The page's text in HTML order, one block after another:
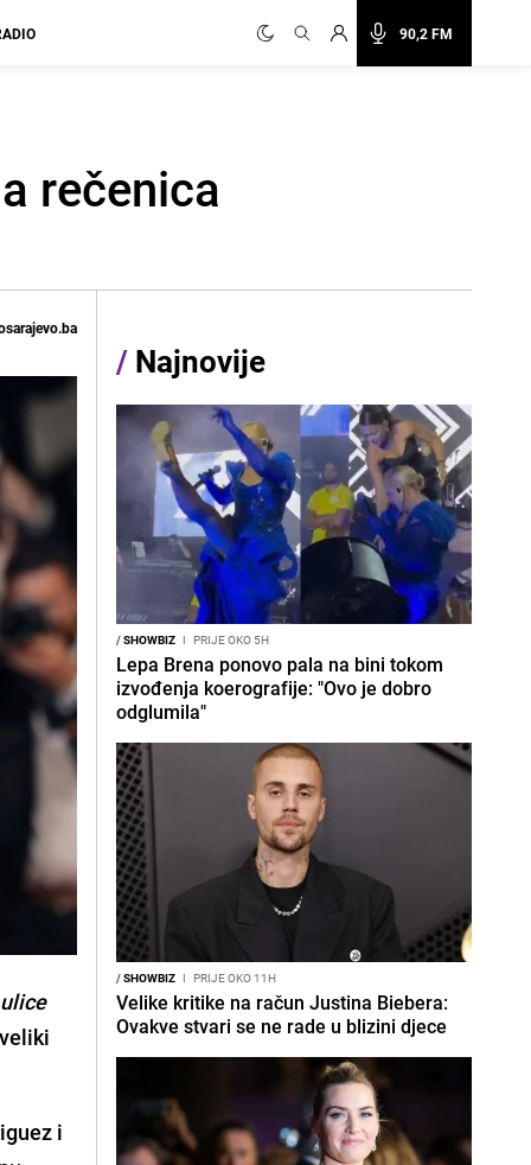
90,2 FM
rečenica
i
/ Najnovije
/SHOWBIZ I PRIJE OKO 5H
Lepa Brena ponovo pala na bini tokom
izvođenja koerografije: "Ovo je dobro
odglumila"
/SHOWBIZ I PRIJE OKO 11H
Velike kritike na račun Justina Biebera:
Ovakve stvari se ne rade u blizini djece